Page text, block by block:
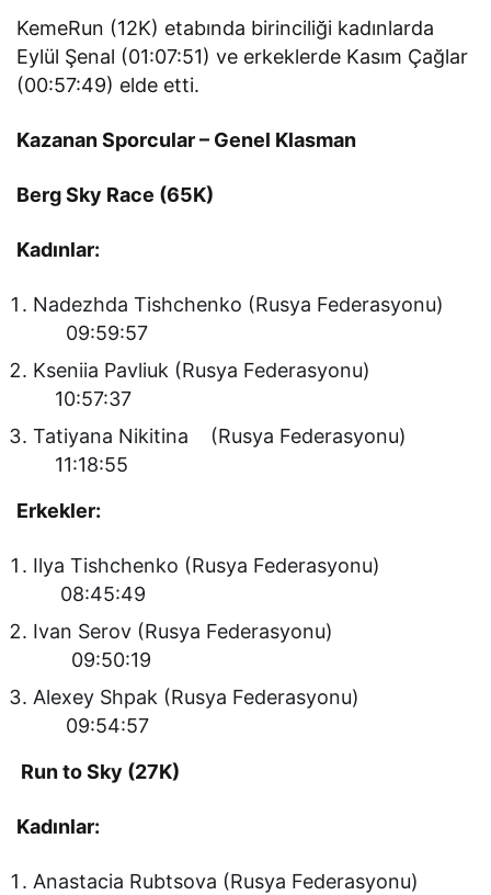
KemeRun (12K) etabında birinciliği kadınlarda
Eylül Şenal (01:07:51) ve erkeklerde Kasım Çağlar
(00:57:49) elde etti.
Kazanan Sporcular – Genel Klasman
Berg Sky Race (65K)
Kadınlar:
Nadezhda Tishchenko (Rusya Federasyonu)
09:59:57
Kseniia Pavliuk (Rusya Federasyonu)
10:57:37
Tatiyana Nikitina (Rusya Federasyonu)
11:18:55
Erkekler:
Ilya Tishchenko (Rusya Federasyonu)
08:45:49
Ivan Serov (Rusya Federasyonu)
09:50:19
Alexey Shpak (Rusya Federasyonu)
09:54:57
Run to Sky (27K)
Kadınlar:
Anastacia Rubtsova (Rusya Federasyonu)